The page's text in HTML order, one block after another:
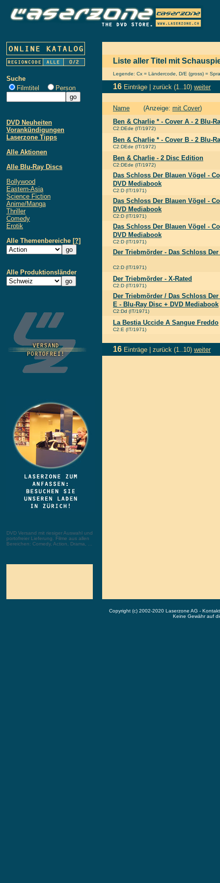
Suche
Filmtitel
Person
DVD Neuheiten
Vorankündigungen
Laserzone Tipps
Alle Aktionen
Alle Blu-Ray Discs
Bollywood
Eastern-Asia
Science Fiction
Anime/Manga
Thriller
Comedy
Erotik
Alle Themenbereiche [?]
Alle Produktionsländer
DVD Versand mit riesiger Auswahl und
portofreier Lieferung. Filme aus allen
Bereichen: Comedy, Action, Drama, ...
Liste aller Titel mit
Legende: Cx = Ländercode, D/E (gross) =
16 Einträge | zurück (1..10) weiter
Name (Anzeige: mit Cover)
Ben & Charlie * - Cover A - 2 Blu-
C2:DEde (IT/1972)
Ben & Charlie * - Cover B - 2 Blu-
C2:DEde (IT/1972)
Ben & Charlie - 2 Disc Edition
C2:DEde (IT/1972)
Das Schloss Der Blauen Vögel -
DVD Mediabook
C2:D (IT/1971)
Das Schloss Der Blauen Vögel -
DVD Mediabook
C2:D (IT/1971)
Das Schloss Der Blauen Vögel -
DVD Mediabook
C2:D (IT/1971)
Der Triebmörder - Das Schloss
C2:D (IT/1971)
Der Triebmörder - X-Rated
C2:D (IT/1971)
Der Triebmörder / Das Schloss
E - Blu-Ray Disc + DVD Mediabook
C2:Dd (IT/1971)
La Bestia Uccide A Sangue Freddo
C2:E (IT/1971)
16 Einträge | zurück (1..10) weiter
Copyright (c) 2002-2020 Laserzone AG -
Keine Gewähr auf